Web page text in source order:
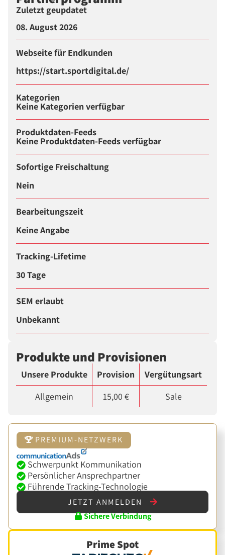
Zuletzt geupdatet
08. August 2026
Webseite für Endkunden
https://start.sportdigital.de/
Kategorien
Keine Kategorien verfügbar
Produktdaten-Feeds
Keine Produktdaten-Feeds verfügbar
Sofortige Freischaltung
Nein
Bearbeitungszeit
Keine Angabe
Tracking-Lifetime
30 Tage
SEM erlaubt
Unbekannt
Produkte und Provisionen
Unsere Produkte Provision
Vergütungsart
Allgemein
15,00 € Sale
PREMIUM-NETZWERK
Schwerpunkt Kommunikation
Persönlicher Ansprechpartner
Führende Tracking-Technologie
JETZT ANMELDEN
Sichere Verbindung
Prime Spot